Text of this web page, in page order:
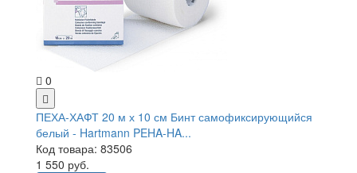
0
ПЕХА-ХАФТ 20 м х 10 см Бинт самофиксирующийся
белый - Hartmann PEHA-HA...
Код товара: 83506
1 550 руб.